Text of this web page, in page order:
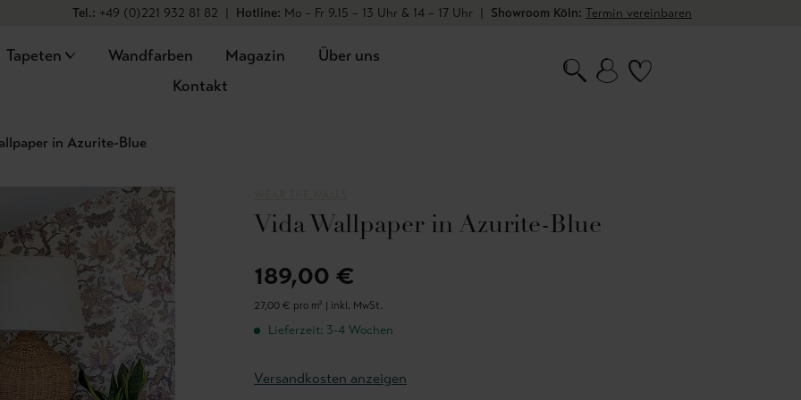
Tel.: +49 (0)221 932 81 82 | Hotline: Mo – Fr 9.15 – 13 Uhr & 14 – 17 Uhr | Showroom Köln: Termin vereinbaren
Tapeten Wandfarben Magazin
Über uns
Kontakt
in Azurite-Blue
Vida Wallpaper in Azurite-Blue
189,00 €
27,00 € pro m² | inkl. MwSt.
Lieferzeit: 3-4 Wochen
Versandkosten anzeigen